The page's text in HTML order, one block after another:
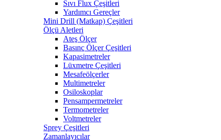
Sıvı Flux Çeşitleri
Yardımcı Gereçler
Mini Drill (Matkap) Çeşitleri
Ölçü Aletleri
Ateş Ölçer
Basınç Ölçer Çeşitleri
Kapasimetreler
Lüxmetre Çeşitleri
Mesafeölçerler
Multimetreler
Osiloskoplar
Pensampermetreler
Termometreler
Voltmetreler
Sprey Çeşitleri
Zamanlayıcılar